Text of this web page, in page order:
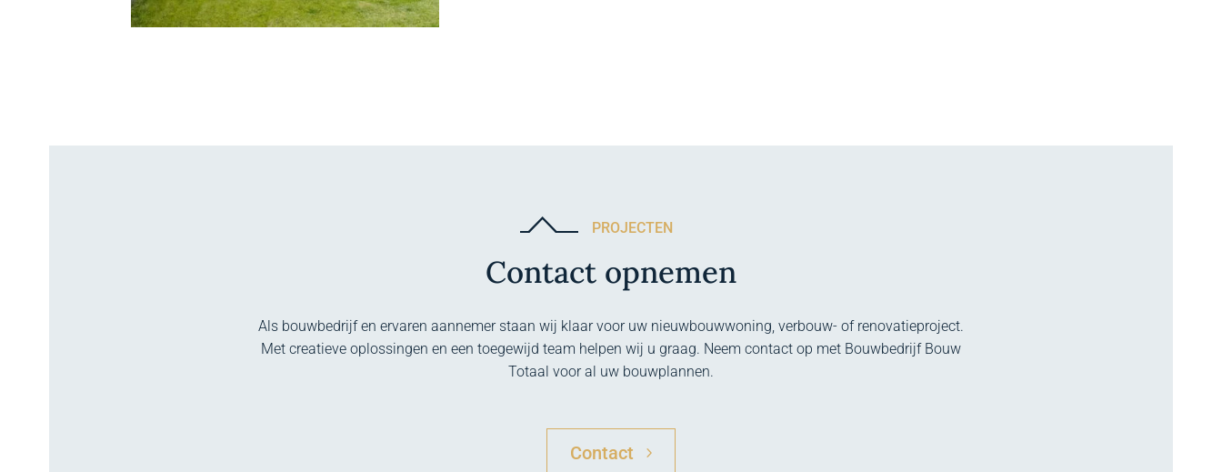
PROJECTEN
Contact opnemen
Als bouwbedrijf en ervaren aannemer staan wij klaar voor uw nieuwbouwwoning, verbouw- of renovatieproject.
Met creatieve oplossingen en een toegewijd team helpen wij u graag. Neem contact op met Bouwbedrijf Bouw
Totaal voor al uw bouwplannen.
Contact